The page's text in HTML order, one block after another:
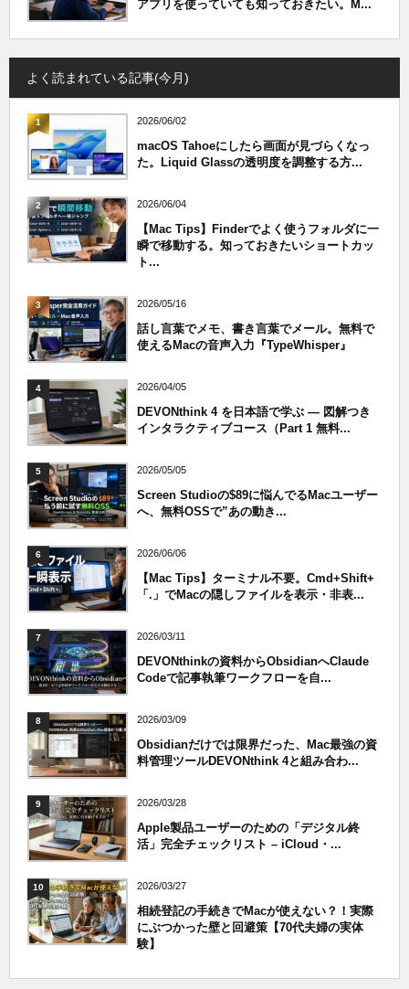
アプリを使っていても知っておきたい。M...
よく読まれている記事(今月)
1 2026/06/02
macOS Tahoeにしたら画面が見づらくなっ
た。Liquid Glassの透明度を調整する方...
2 2026/06/04
【Mac Tips】Finderでよく使うフォルダに一
瞬で移動する。知っておきたいショートカッ
ト...
3 2026/05/16
話し言葉でメモ、書き言葉でメール。無料で
使えるMacの音声入力『TypeWhisper』
4 2026/04/05
DEVONthink 4 を日本語で学ぶ — 図解つき
インタラクティブコース（Part 1 無料...
5 2026/05/05
Screen Studioの$89に悩んでるMacユーザー
へ、無料OSSで”あの動き...
6 2026/06/06
【Mac Tips】ターミナル不要。Cmd+Shift+
「.」でMacの隠しファイルを表示・非表...
7 2026/03/11
DEVONthinkの資料からObsidianへClaude
Codeで記事執筆ワークフローを自...
8 2026/03/09
Obsidianだけでは限界だった、Mac最強の資
料管理ツールDEVONthink 4と組み合わ...
9 2026/03/28
Apple製品ユーザーのための「デジタル終
活」完全チェックリスト – iCloud・...
10 2026/03/27
相続登記の手続きでMacが使えない？！実際
にぶつかった壁と回避策【70代夫婦の実体
験】